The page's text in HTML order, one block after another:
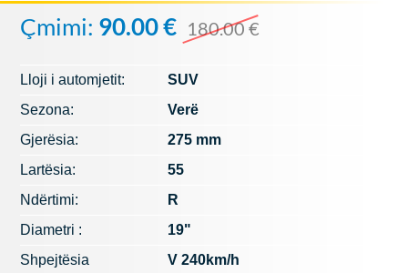
Çmimi: 90.00 € 180.00 €
Lloji i automjetit:
SUV
Sezona:
Verë
Gjerësia:
275 mm
Lartësia:
55
Ndërtimi:
R
Diametri :
19"
Shpejtësia
V 240km/h